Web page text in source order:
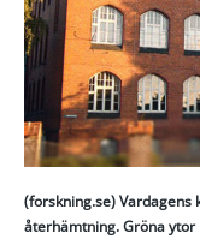
(forskning.se) Vardagens
återhämtning. Gröna